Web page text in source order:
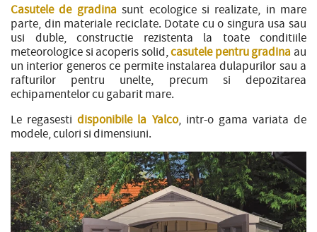
Casutele de gradina sunt ecologice si realizate, in mare
parte, din materiale reciclate. Dotate cu o singura usa sau
usi duble, constructie rezistenta la toate conditiile
meteorologice si acoperis solid,casutele pentru gradina au
un interior generos ce permite instalarea dulapurilor sau a
rafturilor pentru unelte, precum si depozitarea
echipamentelor cu gabarit mare.
Le regasestidisponibile la Yalco, intr-o gama variata de
modele, culori si dimensiuni.